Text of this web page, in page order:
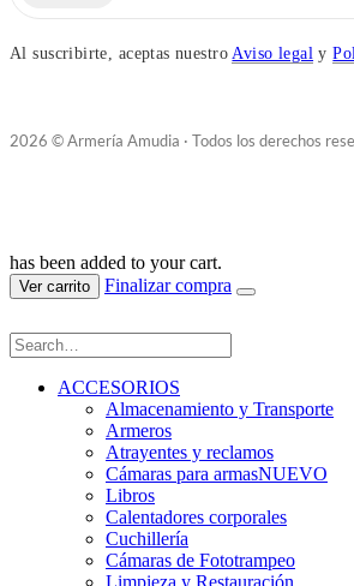
Al suscribirte, aceptas nuestroAviso legal y
2026 © Armería Amudia · Todos los derechos
has been added to your cart.
Ver carrito Finalizar compra
ACCESORIOS
Almacenamiento y Transporte
Armeros
Atrayentes y reclamos
Cámaras para armasNUEVO
Libros
Calentadores corporales
Cuchillería
Cámaras de Fototrampeo